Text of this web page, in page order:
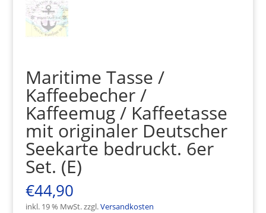
Maritime Tasse /
Kaffeebecher /
Kaffeemug / Kaffeetasse
mit originaler Deutscher
Seekarte bedruckt. 6er
Set. (E)
€44,90
inkl. 19 % MwSt. zzgl.Versandkosten